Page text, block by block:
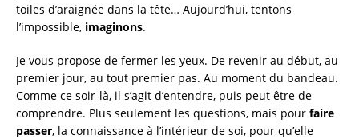
toiles d’araignée dans la tête… Aujourd’hui, tentons
l’impossible, imaginons.
Je vous propose de fermer les yeux. De revenir au début, au
premier jour, au tout premier pas. Au moment du bandeau.
Comme ce soir-là, il s’agit d’entendre, puis peut être de
comprendre. Plus seulement les questions, mais pour faire
passer, la connaissance à l’intérieur de soi, pour qu’elle